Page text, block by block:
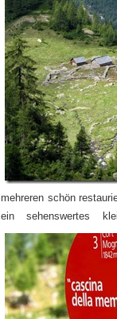
mehreren schön
ein sehenswertes